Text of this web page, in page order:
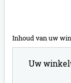
Inhoud van uw
Uw